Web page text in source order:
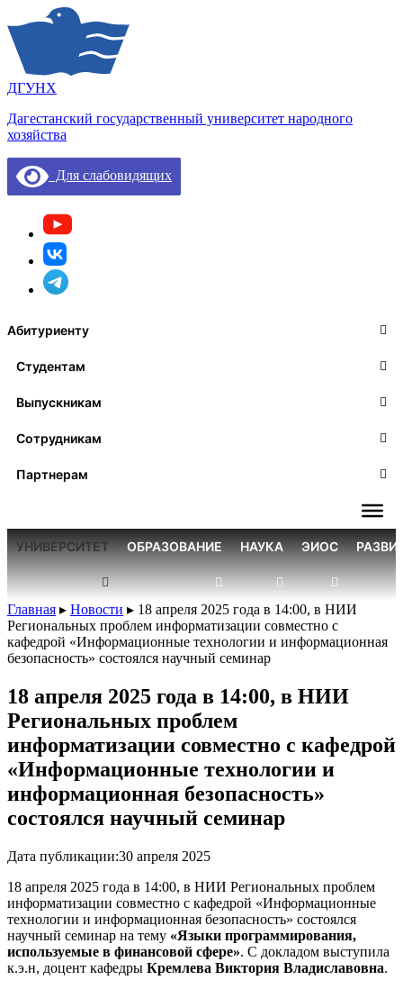
ДГУНХ
Дагестанский государственный университет народного
хозяйства
Для слабовидящих
Абитуриенту
Студентам
Выпускникам
Сотрудникам
Партнерам
УНИВЕРСИТЕТ ОБРАЗОВАНИЕ НАУКА ЭИОС
Главная ▸ Новости ▸ 18 апреля 2025 года в 14:00, в НИИ
Региональных проблем информатизации совместно с
кафедрой «Информационные технологии и информационная
безопасность» состоялся научный семинар
18 апреля 2025 года в 14:00, в НИИ
Региональных проблем
информатизации совместно с кафедрой
«Информационные технологии и
информационная безопасность»
состоялся научный семинар
Дата публикации:30 апреля 2025
18 апреля 2025 года в 14:00, в НИИ Региональных проблем
информатизации совместно с кафедрой «Информационные
технологии и информационная безопасность» состоялся
научный семинар на тему «Языки программирования,
используемые в финансовой сфере». С докладом выступила
к.э.н, доцент кафедры Кремлева Виктория Владиславовна.